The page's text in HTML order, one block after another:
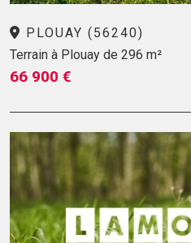
PLOUAY (56240)
Terrain à Plouay de 296 m²
66 900 €